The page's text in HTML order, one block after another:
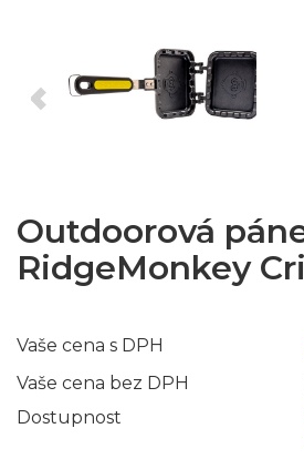
Outdoorová
RidgeMonkey
Vaše cena s DPH
Vaše cena bez DPH
Dostupnost